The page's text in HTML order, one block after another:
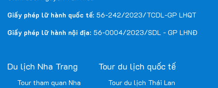
Giấy phép lữ hành quốc tế: 56-242/2023/TCDL-GP LHQT
Giấy phép lữ hành nội địa: 56-0004/2023/SDL - GP LHNĐ
Du lịch Nha Trang
Tour tham quan Nha
Tour du lịch quốc tế
Tour du lịch Thái Lan